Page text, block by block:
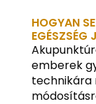
HOGYAN
emberek
technikára